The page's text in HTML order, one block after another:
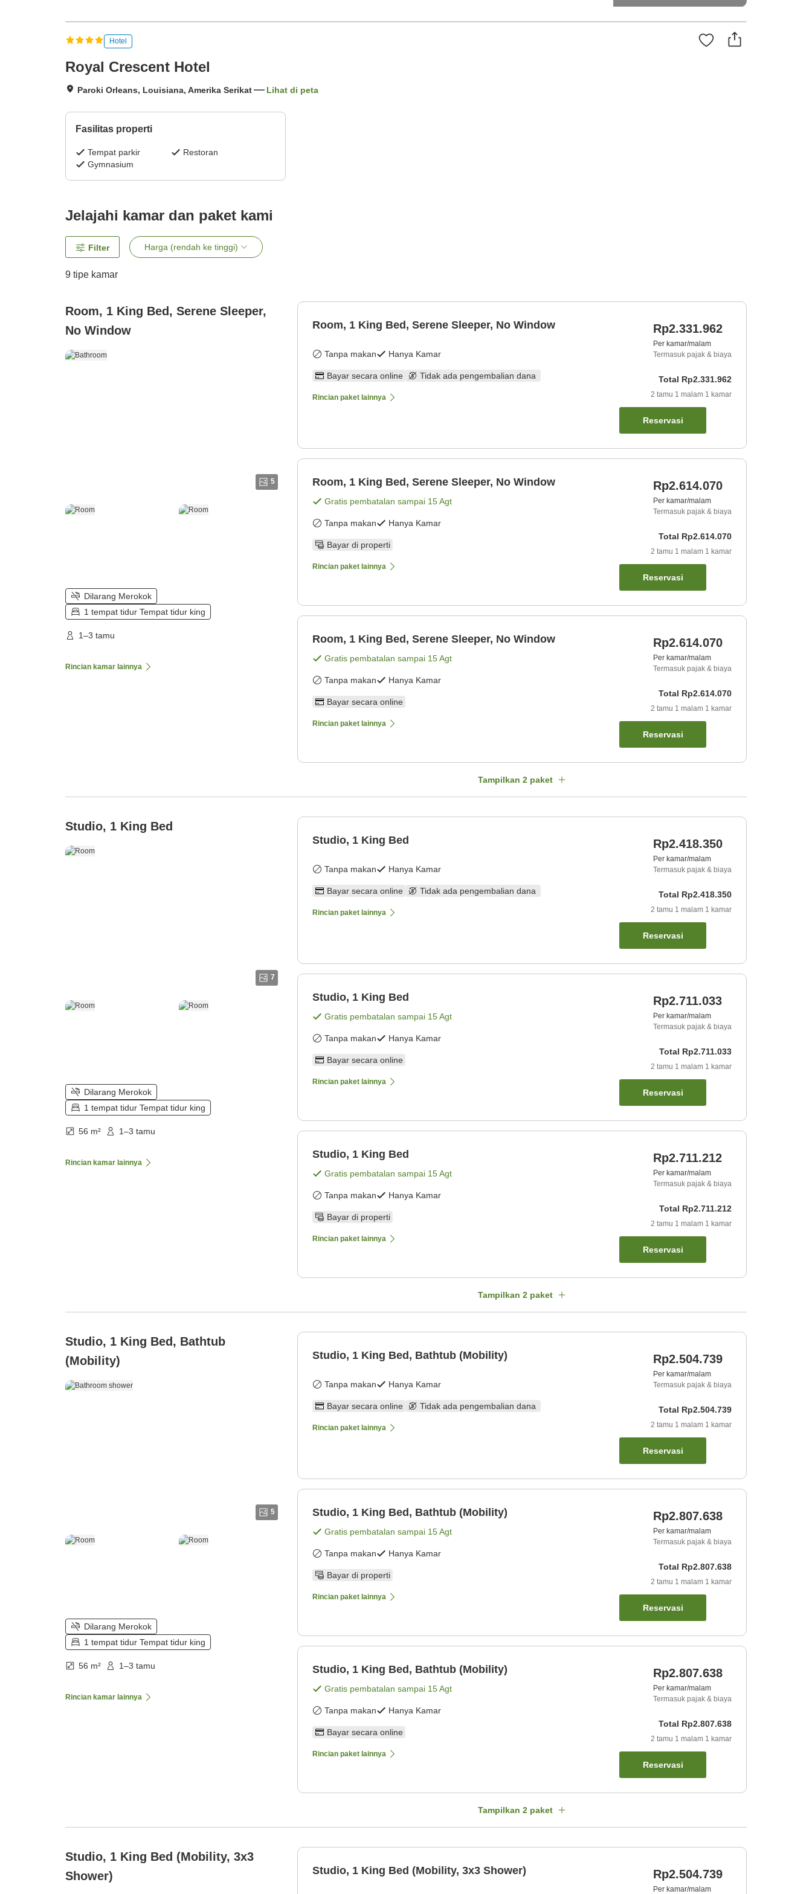
Hotel
Royal Crescent Hotel
Paroki Orleans, Louisiana, Amerika Serikat Lihat di peta
Fasilitas properti
Tempat parkir
Restoran
Gymnasium
Jelajahi kamar dan paket kami
Filter Harga (rendah ke tinggi)
9 tipe kamar
Room, 1 King Bed, Serene Sleeper,
No Window
5
Dilarang Merokok
1 tempat tidur Tempat tidur king
1–3 tamu
Rincian kamar lainnya
Room, 1 King Bed, Serene Sleeper, No Window
Tanpa makan Hanya Kamar
Bayar secara online Tidak ada pengembalian dana
Rincian paket lainnya
Rp2.331.962
Per kamar/malam
Termasuk pajak & biaya
Total Rp2.331.962
2 tamu 1 malam 1 kamar
Reservasi
Room, 1 King Bed, Serene Sleeper, No Window
Gratis pembatalan sampai 15 Agt
Tanpa makan Hanya Kamar
Bayar di properti
Rincian paket lainnya
Rp2.614.070
Per kamar/malam
Termasuk pajak & biaya
Total Rp2.614.070
2 tamu 1 malam 1 kamar
Reservasi
Room, 1 King Bed, Serene Sleeper, No Window
Gratis pembatalan sampai 15 Agt
Tanpa makan Hanya Kamar
Bayar secara online
Rincian paket lainnya
Rp2.614.070
Per kamar/malam
Termasuk pajak & biaya
Total Rp2.614.070
2 tamu 1 malam 1 kamar
Reservasi
Tampilkan 2 paket
Studio, 1 King Bed
7
Dilarang Merokok
1 tempat tidur Tempat tidur king
56 m² 1–3 tamu
Rincian kamar lainnya
Studio, 1 King Bed
Tanpa makan Hanya Kamar
Bayar secara online Tidak ada pengembalian dana
Rincian paket lainnya
Rp2.418.350
Per kamar/malam
Termasuk pajak & biaya
Total Rp2.418.350
2 tamu 1 malam 1 kamar
Reservasi
Studio, 1 King Bed
Gratis pembatalan sampai 15 Agt
Tanpa makan Hanya Kamar
Bayar secara online
Rincian paket lainnya
Rp2.711.033
Per kamar/malam
Termasuk pajak & biaya
Total Rp2.711.033
2 tamu 1 malam 1 kamar
Reservasi
Studio, 1 King Bed
Gratis pembatalan sampai 15 Agt
Tanpa makan Hanya Kamar
Bayar di properti
Rincian paket lainnya
Rp2.711.212
Per kamar/malam
Termasuk pajak & biaya
Total Rp2.711.212
2 tamu 1 malam 1 kamar
Reservasi
Tampilkan 2 paket
Studio, 1 King Bed, Bathtub
(Mobility)
5
Dilarang Merokok
1 tempat tidur Tempat tidur king
56 m² 1–3 tamu
Rincian kamar lainnya
Studio, 1 King Bed, Bathtub (Mobility)
Tanpa makan Hanya Kamar
Bayar secara online Tidak ada pengembalian dana
Rincian paket lainnya
Rp2.504.739
Per kamar/malam
Termasuk pajak & biaya
Total Rp2.504.739
2 tamu 1 malam 1 kamar
Reservasi
Studio, 1 King Bed, Bathtub (Mobility)
Gratis pembatalan sampai 15 Agt
Tanpa makan Hanya Kamar
Bayar di properti
Rincian paket lainnya
Rp2.807.638
Per kamar/malam
Termasuk pajak & biaya
Total Rp2.807.638
2 tamu 1 malam 1 kamar
Reservasi
Studio, 1 King Bed, Bathtub (Mobility)
Gratis pembatalan sampai 15 Agt
Tanpa makan Hanya Kamar
Bayar secara online
Rincian paket lainnya
Rp2.807.638
Per kamar/malam
Termasuk pajak & biaya
Total Rp2.807.638
2 tamu 1 malam 1 kamar
Reservasi
Tampilkan 2 paket
Studio, 1 King Bed (Mobility, 3x3
Shower)
Studio, 1 King Bed (Mobility, 3x3 Shower) Rp2.504.739
Per kamar/malam